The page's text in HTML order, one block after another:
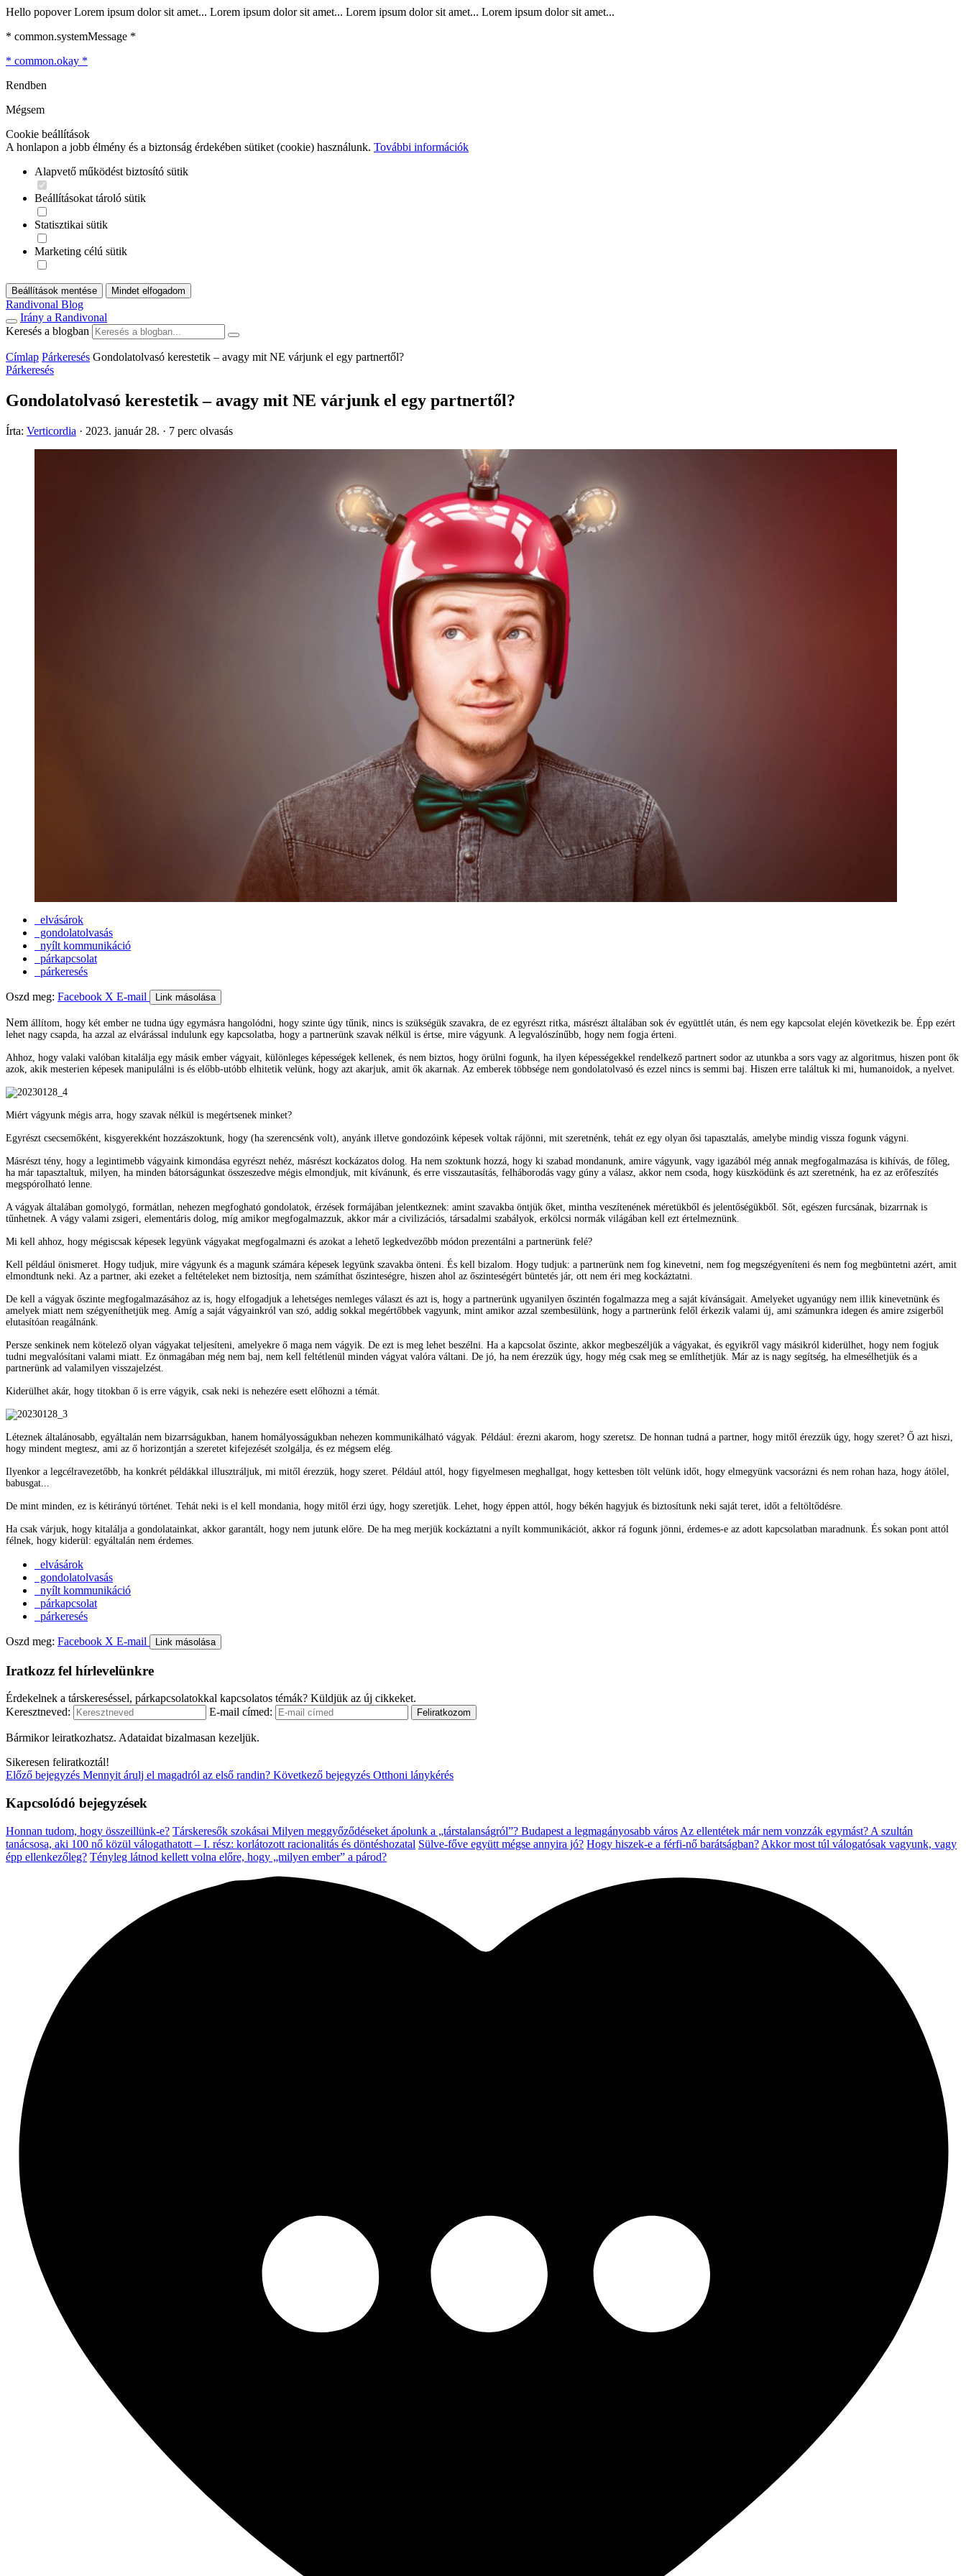
Hello popover Lorem ipsum dolor sit amet... Lorem ipsum dolor sit amet... Lorem ipsum dolor sit amet... Lorem ipsum dolor sit amet...
* common.systemMessage *
* common.okay *
Rendben
Mégsem
Cookie beállítások
A honlapon a jobb élmény és a biztonság érdekében sütiket (cookie) használunk. További információk
Alapvető működést biztosító sütik
Beállításokat tároló sütik
Statisztikai sütik
Marketing célú sütik
Beállítások mentése Mindet elfogadom
Randivonal Blog
Irány a Randivonal
Keresés a blogban
Címlap Párkeresés Gondolatolvasó kerestetik – avagy mit NE várjunk el egy partnertől?
Párkeresés
Gondolatolvasó kerestetik – avagy mit NE várjunk el egy partnertől?
Írta: Verticordia · 2023. január 28. · 7 perc olvasás
elvásárok
gondolatolvasás
nyílt kommunikáció
párkapcsolat
párkeresés
Oszd meg: Facebook X E-mail Link másolása
Nem állítom, hogy két ember ne tudna úgy egymásra hangolódni, hogy szinte úgy tűnik, nincs is szükségük szavakra, de ez egyrészt ritka, másrészt általában sok év együttlét után, és nem egy kapcsolat elején következik be. Épp ezért
lehet nagy csapda, ha azzal az elvárással indulunk egy kapcsolatba, hogy a partnerünk szavak nélkül is értse, mire vágyunk. A legvalószínűbb, hogy nem fogja érteni.
Ahhoz, hogy valaki valóban kitalálja egy másik ember vágyait, különleges képességek kellenek, és nem biztos, hogy örülni fogunk, ha ilyen képességekkel rendelkező partnert sodor az utunkba a sors vagy az algoritmus, hiszen pont ők
azok, akik mesterien képesek manipulálni is és előbb-utóbb elhitetik velünk, hogy azt akarjuk, amit ők akarnak. Az emberek többsége nem gondolatolvasó és ezzel nincs is semmi baj. Hiszen erre találtuk ki mi, humanoidok, a nyelvet.
Miért vágyunk mégis arra, hogy szavak nélkül is megértsenek minket?
Egyrészt csecsemőként, kisgyerekként hozzászoktunk, hogy (ha szerencsénk volt), anyánk illetve gondozóink képesek voltak rájönni, mit szeretnénk, tehát ez egy olyan ősi tapasztalás, amelybe mindig vissza fogunk vágyni.
Másrészt tény, hogy a legintimebb vágyaink kimondása egyrészt nehéz, másrészt kockázatos dolog. Ha nem szoktunk hozzá, hogy ki szabad mondanunk, amire vágyunk, vagy igazából még annak megfogalmazása is kihívás, de főleg,
ha már tapasztaltuk, milyen, ha minden bátorságunkat összeszedve mégis elmondjuk, mit kívánunk, és erre visszautasítás, felháborodás vagy gúny a válasz, akkor nem csoda, hogy küszködünk és azt szeretnénk, ha ez az erőfeszítés
megspórolható lenne.
A vágyak általában gomolygó, formátlan, nehezen megfogható gondolatok, érzések formájában jelentkeznek: amint szavakba öntjük őket, mintha veszítenének méretükből és jelentőségükből. Sőt, egészen furcsának, bizarrnak is
tűnhetnek. A vágy valami zsigeri, elementáris dolog, míg amikor megfogalmazzuk, akkor már a civilizációs, társadalmi szabályok, erkölcsi normák világában kell ezt értelmeznünk.
Mi kell ahhoz, hogy mégiscsak képesek legyünk vágyakat megfogalmazni és azokat a lehető legkedvezőbb módon prezentálni a partnerünk felé?
Kell például önismeret. Hogy tudjuk, mire vágyunk és a magunk számára képesek legyünk szavakba önteni. És kell bizalom. Hogy tudjuk: a partnerünk nem fog kinevetni, nem fog megszégyeníteni és nem fog megbüntetni azért, amit
elmondtunk neki. Az a partner, aki ezeket a feltételeket nem biztosítja, nem számíthat őszinteségre, hiszen ahol az őszinteségért büntetés jár, ott nem éri meg kockáztatni.
De kell a vágyak őszinte megfogalmazásához az is, hogy elfogadjuk a lehetséges nemleges választ és azt is, hogy a partnerünk ugyanilyen őszintén fogalmazza meg a saját kívánságait. Amelyeket ugyanúgy nem illik kinevetnünk és
amelyek miatt nem szégyeníthetjük meg. Amíg a saját vágyainkról van szó, addig sokkal megértőbbek vagyunk, mint amikor azzal szembesülünk, hogy a partnerünk felől érkezik valami új, ami számunkra idegen és amire zsigerből
elutasítóan reagálnánk.
Persze senkinek nem kötelező olyan vágyakat teljesíteni, amelyekre ő maga nem vágyik. De ezt is meg lehet beszélni. Ha a kapcsolat őszinte, akkor megbeszéljük a vágyakat, és egyikről vagy másikról kiderülhet, hogy nem fogjuk
tudni megvalósítani valami miatt. Ez önmagában még nem baj, nem kell feltétlenül minden vágyat valóra váltani. De jó, ha nem érezzük úgy, hogy még csak meg se említhetjük. Már az is nagy segítség, ha elmesélhetjük és a
partnerünk ad valamilyen visszajelzést.
Kiderülhet akár, hogy titokban ő is erre vágyik, csak neki is nehezére esett előhozni a témát.
Léteznek általánosabb, egyáltalán nem bizarrságukban, hanem homályosságukban nehezen kommunikálható vágyak. Például: érezni akarom, hogy szeretsz. De honnan tudná a partner, hogy mitől érezzük úgy, hogy szeret? Ő azt hiszi,
hogy mindent megtesz, ami az ő horizontján a szeretet kifejezését szolgálja, és ez mégsem elég.
Ilyenkor a legcélravezetőbb, ha konkrét példákkal illusztráljuk, mi mitől érezzük, hogy szeret. Például attól, hogy figyelmesen meghallgat, hogy kettesben tölt velünk időt, hogy elmegyünk vacsorázni és nem rohan haza, hogy átölel,
babusgat...
De mint minden, ez is kétirányú történet. Tehát neki is el kell mondania, hogy mitől érzi úgy, hogy szeretjük. Lehet, hogy éppen attól, hogy békén hagyjuk és biztosítunk neki saját teret, időt a feltöltődésre.
Ha csak várjuk, hogy kitalálja a gondolatainkat, akkor garantált, hogy nem jutunk előre. De ha meg merjük kockáztatni a nyílt kommunikációt, akkor rá fogunk jönni, érdemes-e az adott kapcsolatban maradnunk. És sokan pont attól
félnek, hogy kiderül: egyáltalán nem érdemes.
elvásárok
gondolatolvasás
nyílt kommunikáció
párkapcsolat
párkeresés
Oszd meg: Facebook X E-mail Link másolása
Iratkozz fel hírlevelünkre
Érdekelnek a társkereséssel, párkapcsolatokkal kapcsolatos témák? Küldjük az új cikkeket.
Keresztneved:
E-mail címed:
Bármikor leiratkozhatsz. Adataidat bizalmasan kezeljük.
Sikeresen feliratkoztál!
Előző bejegyzés Mennyit árulj el magadról az első randin? Következő bejegyzés Otthoni lánykérés
Kapcsolódó bejegyzések
Honnan tudom, hogy összeillünk-e? Társkeresők szokásai Milyen meggyőződéseket ápolunk a „társtalanságról”? Budapest a legmagányosabb város Az ellentétek már nem vonzzák egymást? A szultán
tanácsosa, aki 100 nő közül válogathatott – I. rész: korlátozott racionalitás és döntéshozatal Sülve-főve együtt mégse annyira jó? Hogy hiszek-e a férfi-nő barátságban? Akkor most túl válogatósak vagyunk, vagy
épp ellenkezőleg? Tényleg látnod kellett volna előre, hogy „milyen ember” a párod?